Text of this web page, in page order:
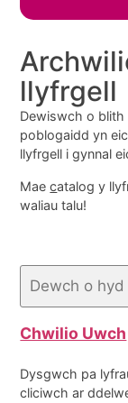
llyfrgell
Dewiswch o blith
poblogaidd yn
llyfrgell i gynnal
Maecatalog y
waliau talu!
Chwilio Uwch
Dysgwch pa
cliciwch ar